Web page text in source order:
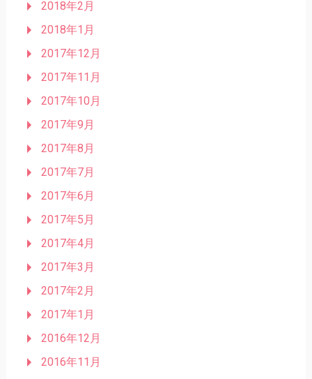
2018年2月
2018年1月
2017年12月
2017年11月
2017年10月
2017年9月
2017年8月
2017年7月
2017年6月
2017年5月
2017年4月
2017年3月
2017年2月
2017年1月
2016年12月
2016年11月